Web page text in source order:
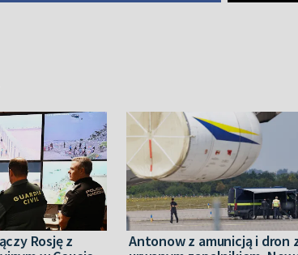
Rosję z
Antonow z amunicją i dron